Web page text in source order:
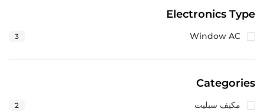
Electronics Type
Window AC
3
Categories
مكيف سبليت 2